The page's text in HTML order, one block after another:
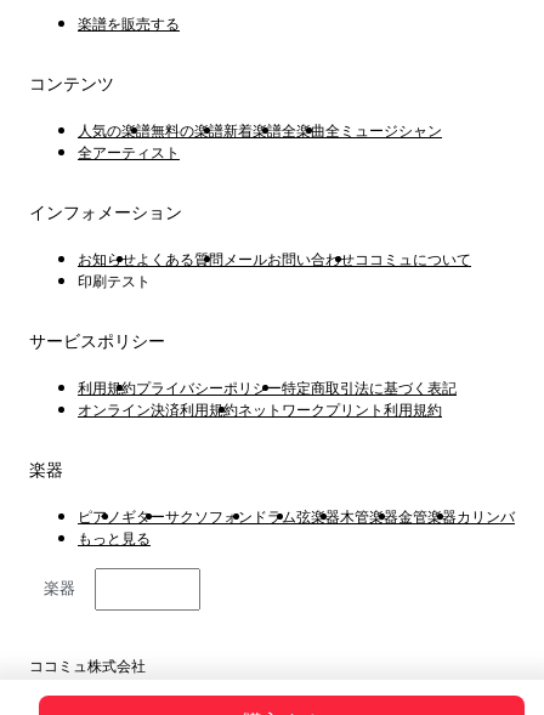
楽譜を販売する
コンテンツ
人気の楽譜無料の楽譜新着楽譜全楽曲全ミュージシャン
全アーティスト
インフォメーション
お知らせよくある質問 メールお問い合わせココミュについて
印刷テスト
サービスポリシー
利用規約プライバシーポリシー特定商取引法に基づく表記
オンライン決済利用規約ネットワークプリント利用規約
楽器
ピアノ ギターサクソフォン ドラム弦楽器木管楽器金管楽器カリンバ
もっと見る
楽器
ココミュ株式会社